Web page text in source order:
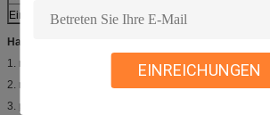
EINREICHUNGEN
Eimermenge
1 Stück ((25L)
Hauptvorteile:
1. mit CE- oder ISO-Zertifikat
2. mit einer idealen Verpackung aus Wodden
3. professioneller Kundendienst